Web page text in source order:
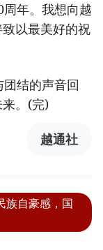
年。我想向越
以最美好的祝
结的声音回
。(完)
越通社
族自豪感，国